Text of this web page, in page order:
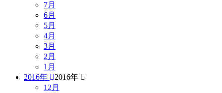
7月
6月
5月
4月
3月
2月
1月
2016年
2016年
12月